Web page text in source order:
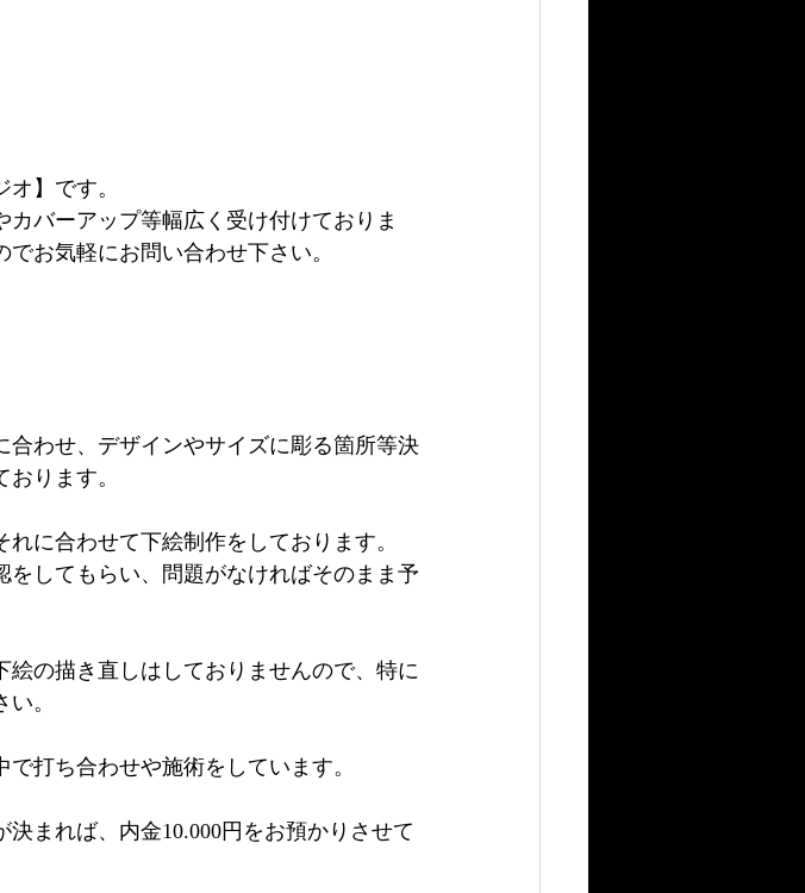
】です。
バーアップ等幅広く受け付けておりま
お気軽にお問い合わせ下さい。
わせ、デザインやサイズに彫る箇所等決
ります。
に合わせて下絵制作をしております。
してもらい、問題がなければそのまま予
の描き直しはしておりませんので、特に
。
打ち合わせや施術をしています。
まれば、内金10.000円をお預かりさせて